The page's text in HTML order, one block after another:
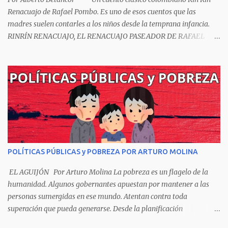
Renacuajo de Rafael Pombo. Es uno de esos cuentos que las
madres suelen contarles a los niños desde la temprana infancia.
RINRÍN RENACUAJO, EL RENACUAJO PASEADOR DE RAFAEL
Sombrero encintado y chupa de boda. -¡Muchacho, no salgas!- le
grita mamá pero él hace un gesto y orondo se va. Halló en el
camino, a un ratón vecino Y le dijo: -¡amigo!- venga usted conmigo,
Visitemos juntos a doña ratona Y habrá francachela y habrá
comilona. A poco llegaron, y avanza ratón, Estírase el cuello, coge
el aldabón, Da dos o tres golpes, preguntan: ¿quién es? -Yo doña
ratona, beso a usted los pies ¿Está usted en casa? -Sí señor sí estoy,
y celebro mucho ver a ustedes hoy; estaba en mi oficio, hilando
algodón, pero eso no importa; bienvenidos son. Se hicieron la
venia, se dieron la mano, Y dice Rat...
POLÍTICAS PÚBLICAS y POBREZA POR ARTURO MOLINA
EL AGUIJÓN Por Arturo Molina La pobreza es un flagelo de la
humanidad. Algunos gobernantes apuestan por mantener a las
personas sumergidas en ese mundo. Atentan contra toda
superación que pueda generarse. Desde la planificación